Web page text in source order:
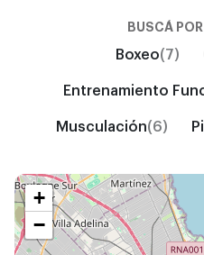
BUSCÁ
Boxeo(7)
Entrenamiento
Musculación(6)
+
−